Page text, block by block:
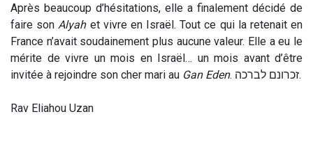
‎Après beaucoup d’hésitations, elle a finalement décidé de
faire son Alyah et vivre en Israël. Tout ce qui la retenait en
France n’avait soudainement plus aucune valeur. Elle a eu le
mérite de vivre un mois en Israël… un mois avant d’être
invitée à rejoindre son cher mari au Gan Eden . זכרונם לברכה.
‎Rav Eliahou Uzan